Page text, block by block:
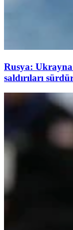
Rusya:
saldırıları